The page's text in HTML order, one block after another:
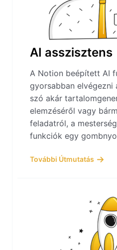
AI asszisztens
A Notion beépített AI
gyorsabban elvégezni
szó akár
elemzéséről vagy
feladatról, a
funkciók egy
További Útmutatás